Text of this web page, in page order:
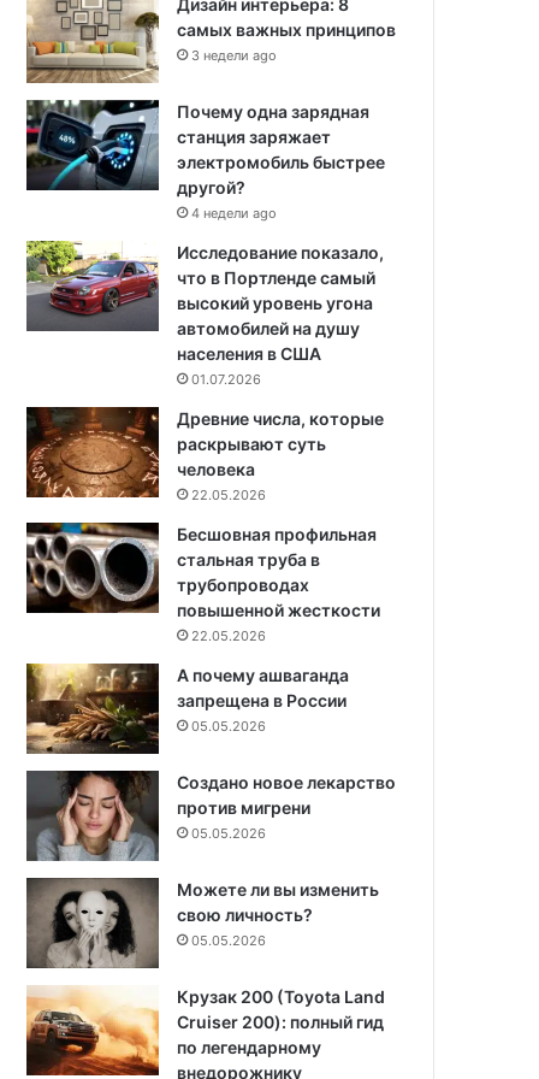
Дизайн интерьера: 8
самых важных принципов
3 недели ago
Почему одна зарядная
станция заряжает
электромобиль быстрее
другой?
4 недели ago
Исследование показало,
что в Портленде самый
высокий уровень угона
автомобилей на душу
населения в США
01.07.2026
Древние числа, которые
раскрывают суть
человека
22.05.2026
Бесшовная профильная
стальная труба в
трубопроводах
повышенной жесткости
22.05.2026
А почему ашваганда
запрещена в России
05.05.2026
Создано новое лекарство
против мигрени
05.05.2026
Можете ли вы изменить
свою личность?
05.05.2026
Крузак 200 (Toyota Land
Cruiser 200): полный гид
по легендарному
внедорожнику